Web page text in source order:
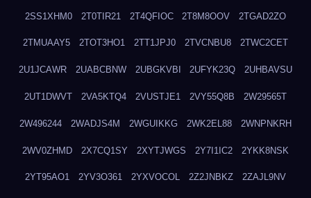
2SS1XHM0 2T0TIR21 2T4QFIOC 2T8M8OOV 2TGAD2ZO
2TMUAAY5 2TOT3HO1 2TT1JPJ0 2TVCNBU8 2TWC2CET
2U1JCAWR 2UABCBNW 2UBGKVBI 2UFYK23Q 2UHBAVSU
2UT1DWVT 2VA5KTQ4 2VUSTJE1 2VY55Q8B 2W29565T
2W496244 2WADJS4M 2WGUIKKG 2WK2EL88 2WNPNKRH
2WV0ZHMD 2X7CQ1SY 2XYTJWGS 2Y7I1IC2 2YKK8NSK
2YT95AO1 2YV3O361 2YXVOCOL 2Z2JNBKZ 2ZAJL9NV